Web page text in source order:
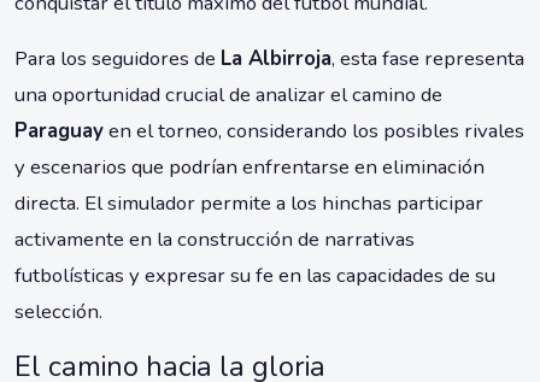
Para los seguidores de La Albirroja, esta fase representa
una oportunidad crucial de analizar el camino de
Paraguayen el torneo, considerando los posibles rivales
y escenarios que podrían enfrentarse en eliminación
directa. El simulador permite a los hinchas participar
activamente en la construcción de narrativas
futbolísticas y expresar su fe en las capacidades de su
selección.
El camino hacia la gloria